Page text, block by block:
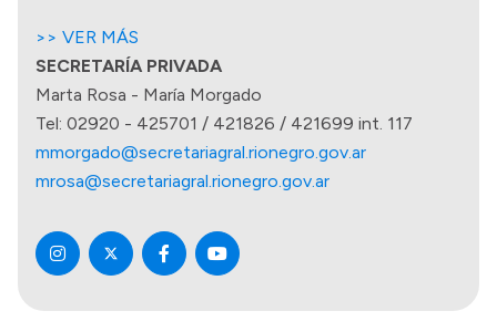
>> VER MÁS
SECRETARÍA PRIVADA
Marta Rosa - María Morgado
Tel: 02920 - 425701 / 421826 / 421699 int. 117
mmorgado@secretariagral.rionegro.gov.ar
mrosa@secretariagral.rionegro.gov.ar